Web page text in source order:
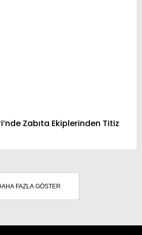
Zabıta Ekiplerinden Titiz
FAZLA GÖSTER